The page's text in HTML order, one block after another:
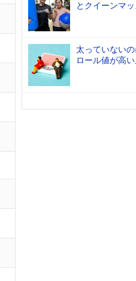
とクイーンマ
太っていない
ロール値が高